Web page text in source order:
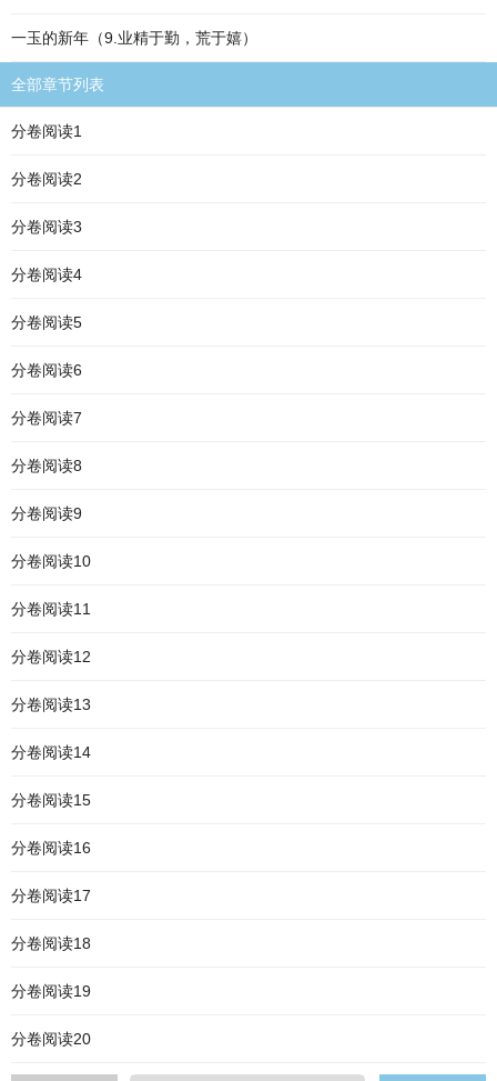
一玉的新年（9.业精于勤，荒于嬉）
全部章节列表
分卷阅读1
分卷阅读2
分卷阅读3
分卷阅读4
分卷阅读5
分卷阅读6
分卷阅读7
分卷阅读8
分卷阅读9
分卷阅读10
分卷阅读11
分卷阅读12
分卷阅读13
分卷阅读14
分卷阅读15
分卷阅读16
分卷阅读17
分卷阅读18
分卷阅读19
分卷阅读20